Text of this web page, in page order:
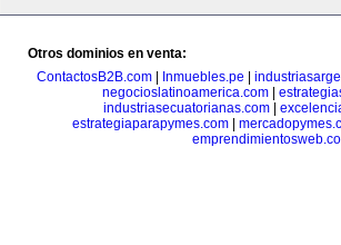
Otros dominios en venta:
ContactosB2B.com
Inmuebles.pe
negocioslatinoamerica.com
industriasecuatorianas.com|
estrategiaparapymes.com|